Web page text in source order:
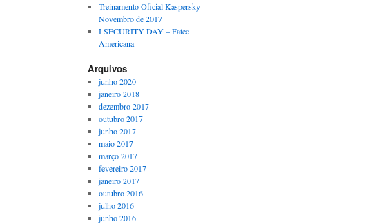
Treinamento Oficial Kaspersky –
Novembro de 2017
I SECURITY DAY – Fatec
Americana
Arquivos
junho 2020
janeiro 2018
dezembro 2017
outubro 2017
junho 2017
maio 2017
março 2017
fevereiro 2017
janeiro 2017
outubro 2016
julho 2016
junho 2016